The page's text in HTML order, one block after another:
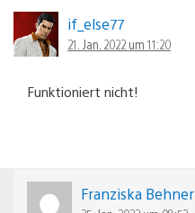
if_else77
21. Jan. 2022 um 11:20
Funktioniert nicht!
Franziska Behner